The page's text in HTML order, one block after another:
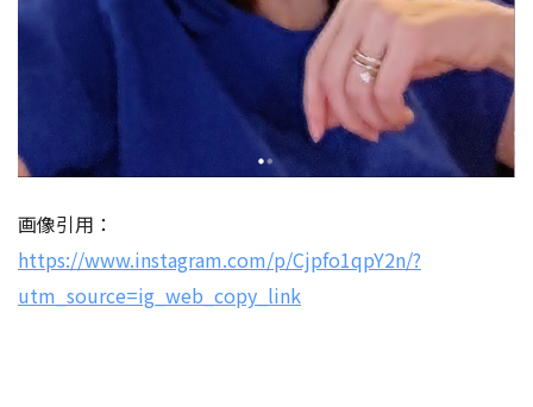
画像引用：
https://www.instagram.com/p/Cjpfo1qpY2n/?
utm_source=ig_web_copy_link